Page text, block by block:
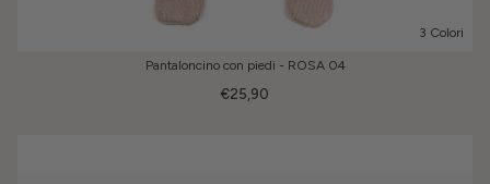
3 Colori
Pantaloncino con piedi - ROSA 04
€25,90